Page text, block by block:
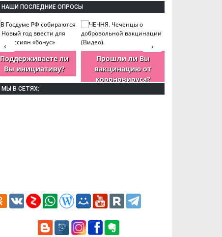
НАШИ ПОСЛЕДНИЕ ОПРОСЫ
Поддерживаете ли
Вы инициативу?
Прошли ли Вы
вакцинацию от
короновируса?
›
‹
МЫ В СЕТЯХ: